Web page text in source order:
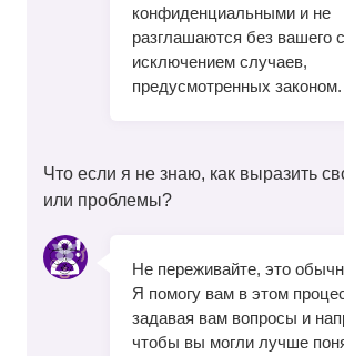
конфиденциальными и не
разглашаются без вашего
исключением случаев,
предусмотренных законом.
Что если я не знаю, как выразить
или проблемы?
Не переживайте, это
Я помогу вам в этом
задавая вам вопросы и
чтобы вы могли лучше